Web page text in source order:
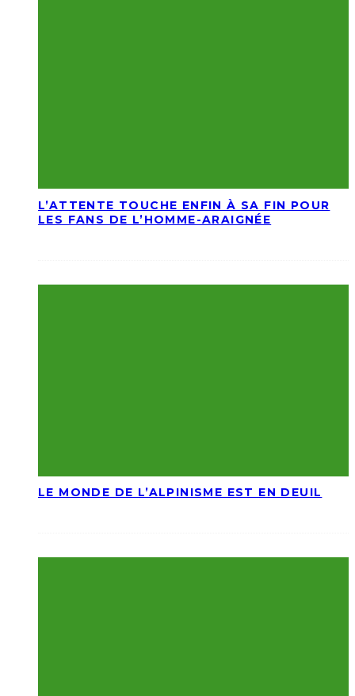
L’ATTENTE TOUCHE ENFIN À SA FIN POUR
LES FANS DE L’HOMME-ARAIGNÉE
LE MONDE DE L’ALPINISME EST EN DEUIL